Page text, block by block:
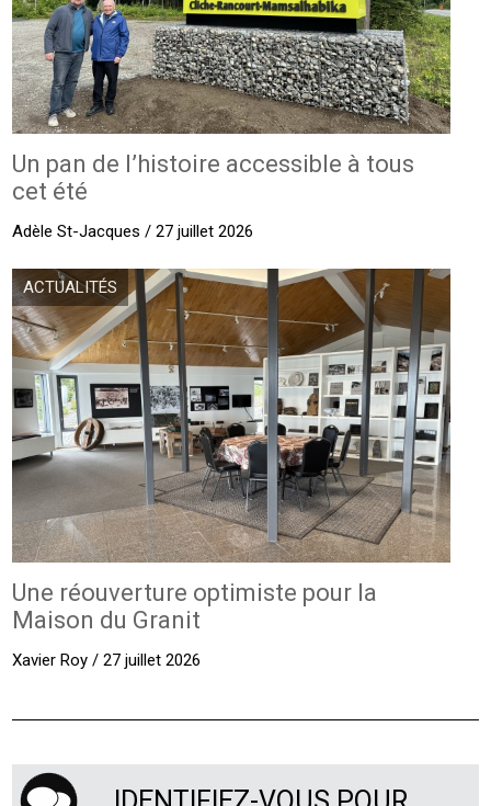
Un pan de l’histoire accessible à tous
cet été
Adèle St-Jacques / 27 juillet 2026
ACTUALITÉS
Une réouverture optimiste pour la
Maison du Granit
Xavier Roy / 27 juillet 2026